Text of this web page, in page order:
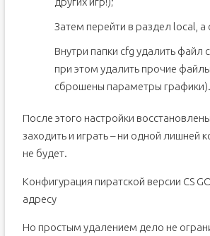
Затем перейти в раздел local, а
Внутри папки cfg удалить файл
при этом удалить прочие
сброшены параметры графики).
После этого настройки
заходить и играть – ни одной лишней
не будет.
Конфигурация пиратской версии CS
адресу
Но простым удалением дело не